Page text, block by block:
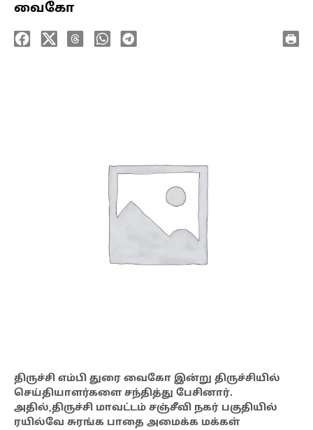
வைகோ
திருச்சி எம்பி துரை வைகோ இன்று திருச்சியில்
செய்தியாளர்களை சந்தித்து பேசினார்.
அதில்,திருச்சி மாவட்டம் சஞ்சீவி நகர் பகுதியில்
ரயில்வே சுரங்க பாதை அமைக்க மக்கள்